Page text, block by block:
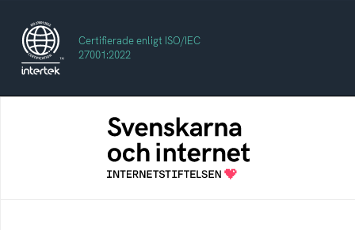
Certifierade enligt ISO/IEC
27001:2022
Svenskarna och internet
En årlig studie av svenska folkets
internetvanor